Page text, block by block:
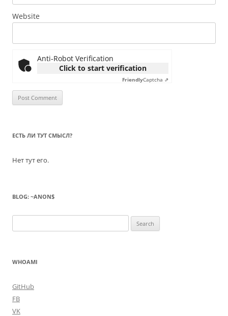
Website
Anti-Robot Verification
Click to start verification
FriendlyCaptcha ⇗
ЕСТЬ ЛИ ТУТ СМЫСЛ?
Нет тут его.
BLOG: ~ANON$
for:
WHOAMI
GitHub
FB
VK